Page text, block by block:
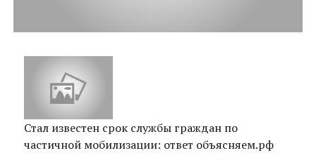
Стал известен срок службы граждан по
частичной мобилизации: ответ объясняем.рф